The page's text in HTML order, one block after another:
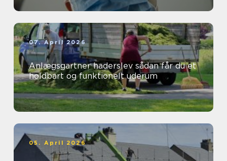
07. April 2026
Anlægsgartner haderslev sådan får du et
holdbart og funktionelt uderum
05. April 2026